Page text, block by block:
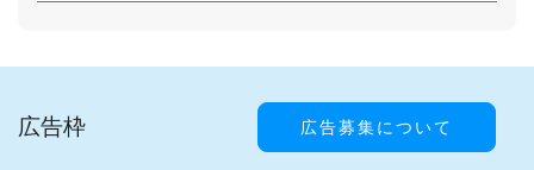
広告枠 広告募集について